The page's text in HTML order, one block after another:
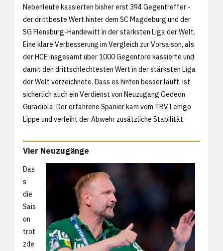
Nebenleute kassierten bisher erst 394 Gegentreffer -
der drittbeste Wert hinter dem SC Magdeburg und der
SG Flensburg-Handewitt in der stärksten Liga der Welt.
Eine klare Verbesserung im Vergleich zur Vorsaison, als
der HCE insgesamt über 1000 Gegentore kassierte und
damit den drittschlechtesten Wert in der stärksten Liga
der Welt verzeichnete. Dass es hinten besser läuft, ist
sicherlich auch ein Verdienst von Neuzugang Gedeon
Guradiola: Der erfahrene Spanier kam vom TBV Lemgo
Lippe und verleiht der Abwehr zusätzliche Stabilität.
Vier Neuzugänge
Das
s
die
Sais
on
trot
zde